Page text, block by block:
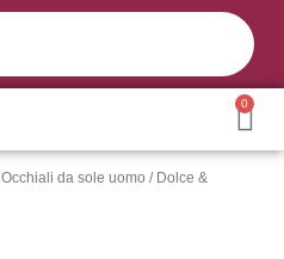
0
Occhiali da sole uomo / Dolce &